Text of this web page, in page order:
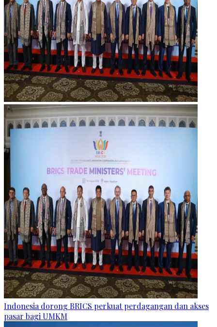
Indonesia dorong BRICS perkuat perdagangan dan akses
pasar bagi UMKM